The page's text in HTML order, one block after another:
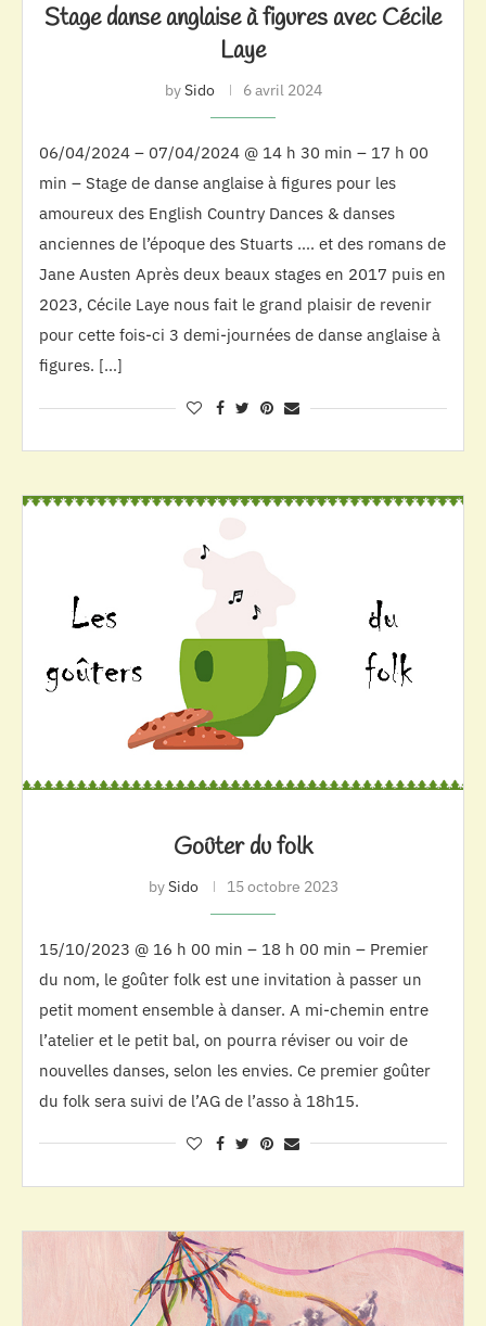
Stage danse anglaise à figures avec Cécile
Laye
bySido 6 avril 2024
06/04/2024 – 07/04/2024 @ 14 h 30 min – 17 h 00
min – Stage de danse anglaise à figures pour les
amoureux des English Country Dances & danses
anciennes de l’époque des Stuarts …. et des romans de
Jane Austen Après deux beaux stages en 2017 puis en
2023, Cécile Laye nous fait le grand plaisir de revenir
pour cette fois-ci 3 demi-journées de danse anglaise à
figures. […]
Goûter du folk
bySido 15 octobre 2023
15/10/2023 @ 16 h 00 min – 18 h 00 min – Premier
du nom, le goûter folk est une invitation à passer un
petit moment ensemble à danser. A mi-chemin entre
l’atelier et le petit bal, on pourra réviser ou voir de
nouvelles danses, selon les envies. Ce premier goûter
du folk sera suivi de l’AG de l’asso à 18h15.